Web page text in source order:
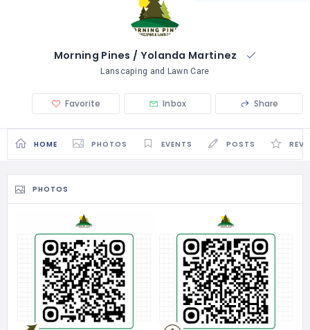
Morning Pines / Yolanda Martinez
Lanscaping and Lawn Care
Favorite Inbox Share
HOME PHOTOS EVENTS POSTS
PHOTOS